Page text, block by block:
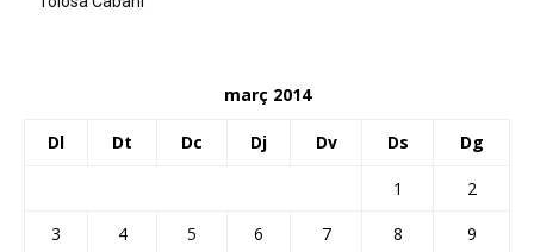
març 2014
Dl Dt Dc Dj Dv Ds Dg
1
2
3
4 5 6 7 8
9